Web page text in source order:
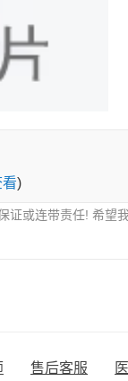
)
证或连带责任! 希望
售后客服